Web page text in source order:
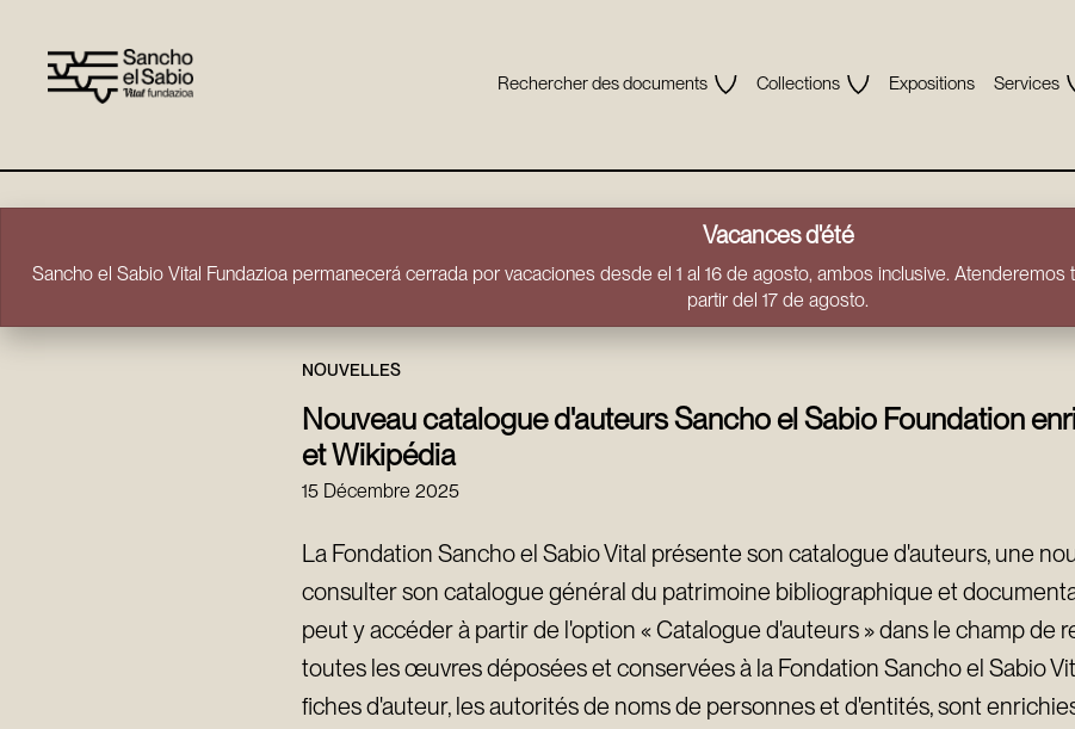
Rechercher des documents Collections Expositions Services
Vacances d'été
Sancho el Sabio Vital Fundazioa permanecerá cerrada por vacaciones desde el 1 al 16 de agosto, ambos inclusive.
partir del 17 de agosto.
NOUVELLES
Nouveau catalogue d'auteurs Sancho el Sabio Foundation
et Wikipédia
15 Décembre 2025
La Fondation Sancho el Sabio Vital présente son catalogue d'auteurs, une
consulter son catalogue général du patrimoine bibliographique et
peut y accéder à partir de l'option « Catalogue d'auteurs » dans le champ de
toutes les œuvres déposées et conservées à la Fondation Sancho el Sabio
fiches d'auteur, les autorités de noms de personnes et d'entités, sont